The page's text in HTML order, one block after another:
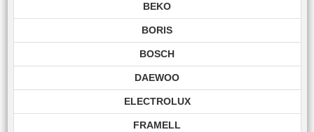
BEKO
BORIS
BOSCH
DAEWOO
ELECTROLUX
FRAMELL